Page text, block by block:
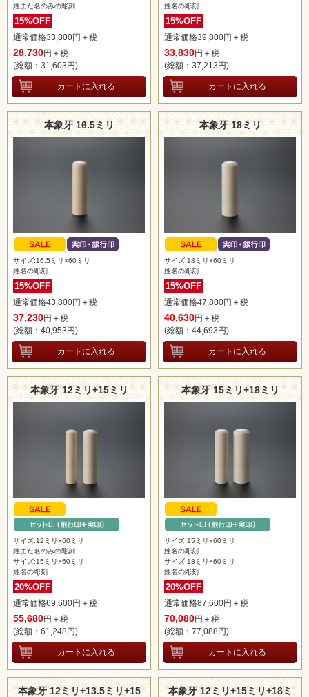
姓また名のみの彫刻
15%OFF
通常価格33,800円＋税
28,730円＋税
(総額：31,603円)
姓名の彫刻
15%OFF
通常価格39,800円＋税
33,830円＋税
(総額：37,213円)
本象牙 16.5ミリ
サイズ:16.5ミリ×60ミリ
姓名の彫刻
15%OFF
通常価格43,800円＋税
37,230円＋税
(総額：40,953円)
本象牙 18ミリ
サイズ:18ミリ×60ミリ
姓名の彫刻
15%OFF
通常価格47,800円＋税
40,630円＋税
(総額：44,693円)
本象牙 12ミリ+15ミリ
サイズ:12ミリ×60ミリ
姓また名のみの彫刻
サイズ:15ミリ×60ミリ
姓名の彫刻
20%OFF
通常価格69,600円＋税
55,680円＋税
(総額：61,248円)
本象牙 15ミリ+18ミリ
サイズ:15ミリ×60ミリ
姓名の彫刻
サイズ:18ミリ×60ミリ
姓名の彫刻
20%OFF
通常価格87,600円＋税
70,080円＋税
(総額：77,088円)
本象牙 12ミリ+13.5ミリ+15
本象牙 12ミリ+15ミリ+18ミ